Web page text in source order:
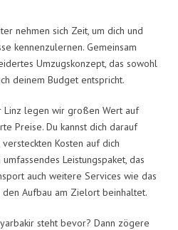
nehmen sich Zeit, um dich und
kennenzulernen. Gemeinsam
Umzugskonzept, das sowohl
deinem Budget entspricht.
Linz legen wir großen Wert auf
Preise. Du kannst dich darauf
Kosten auf dich
Leistungspaket, das
auch weitere Services wie das
Aufbau am Zielort beinhaltet.
steht bevor? Dann zögere